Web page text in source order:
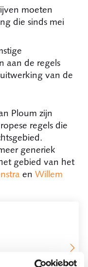
moeten
die sinds mei
aan de regels
van de
Ploum zijn
regels die
generiek
gebied van het
en Willem